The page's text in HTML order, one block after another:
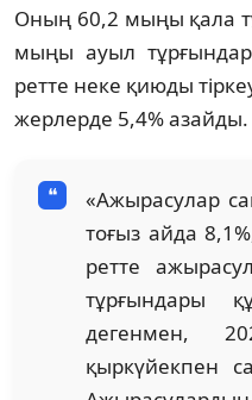
Оның 60,2 мыңы қала
мыңы ауыл
ретте неке қиюды
жерлерде 5,4% азайды.
«Ажырасулар
тоғыз айда
ретте
дегенмен,
қыркүйекпен